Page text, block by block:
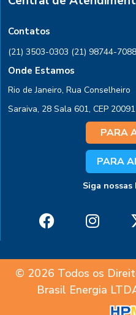
Contatos
(21) 3503-0303 (21) 98744-7088
Onde Estamos
Rio de Janeiro, Rua Conselheiro
Saraiva, 28 Sala 601, CEP
PARA
PARA
Siga nossas
© 2026 Todos os
Brasil Energia